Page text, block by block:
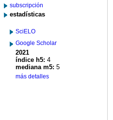
subscripción
estadísticas
SciELO
Google Scholar
2021
índice h5: 4
mediana m5: 5
más detalles